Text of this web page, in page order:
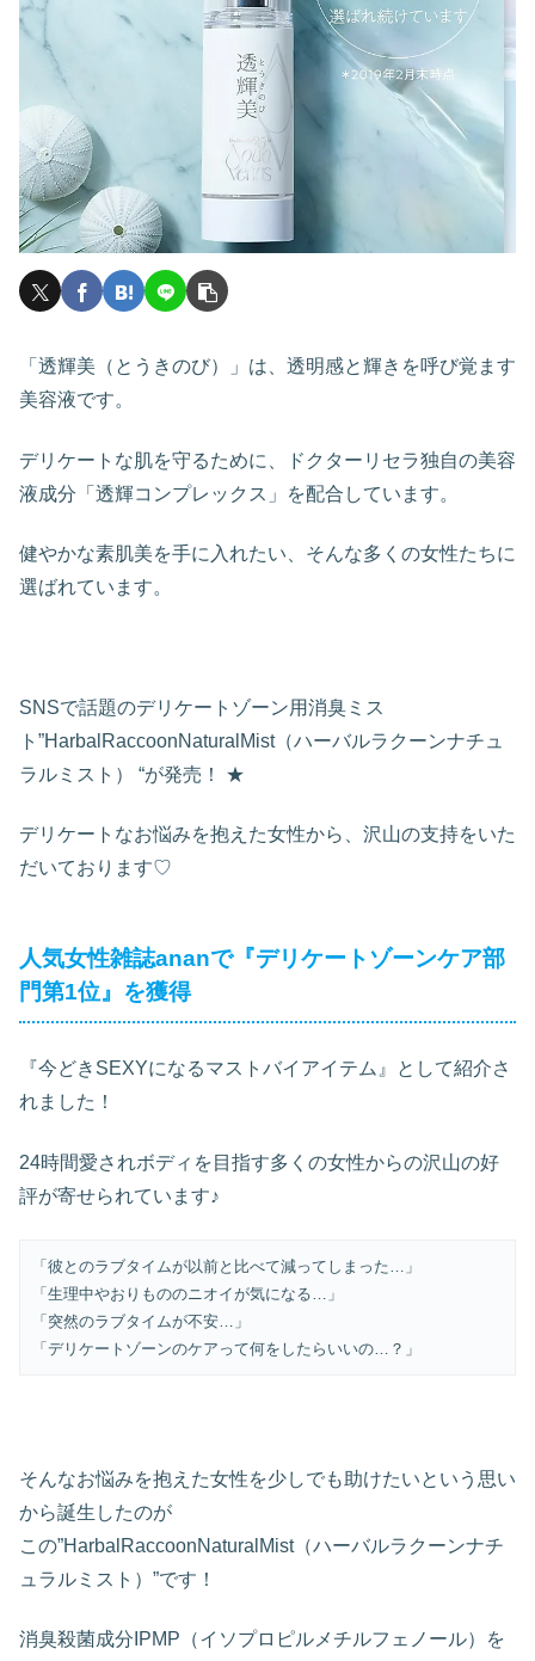
「透輝美（とうきのび）」は、透明感と輝きを呼び覚ます
美容液です。
デリケートな肌を守るために、ドクターリセラ独自の美容
液成分「透輝コンプレックス」を配合しています。
健やかな素肌美を手に入れたい、そんな多くの女性たちに
選ばれています。
SNSで話題のデリケートゾーン用消臭ミス
ト”HarbalRaccoonNaturalMist（ハーバルラクーンナチュ
ラルミスト） “が発売！ ★
デリケートなお悩みを抱えた女性から、沢山の支持をいた
だいております♡
人気女性雑誌ananで『デリケートゾーンケア部
門第1位』を獲得
『今どきSEXYになるマストバイアイテム』として紹介さ
れました！
24時間愛されボディを目指す多くの女性からの沢山の好
評が寄せられています♪
「彼とのラブタイムが以前と比べて減ってしまった…」
「生理中やおりもののニオイが気になる…」
「突然のラブタイムが不安…」
「デリケートゾーンのケアって何をしたらいいの…？」
そんなお悩みを抱えた女性を少しでも助けたいという思い
から誕生したのが
この”HarbalRaccoonNaturalMist（ハーバルラクーンナチ
ュラルミスト）”です！
消臭殺菌成分IPMP（イソプロピルメチルフェノール）を